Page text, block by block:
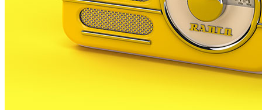
80 anys i les més joves, dues noies de 21 anys.